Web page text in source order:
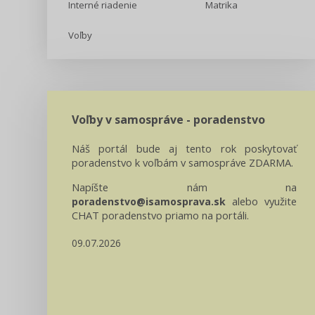
Interné riadenie Matrika
Voľby
Voľby v samospráve - poradenstvo
Náš portál bude aj tento rok poskytovať
poradenstvo k voľbám v samospráve ZDARMA.
Napíšte nám na
poradenstvo@isamosprava.sk alebo využite
CHAT poradenstvo priamo na portáli.
09.07.2026